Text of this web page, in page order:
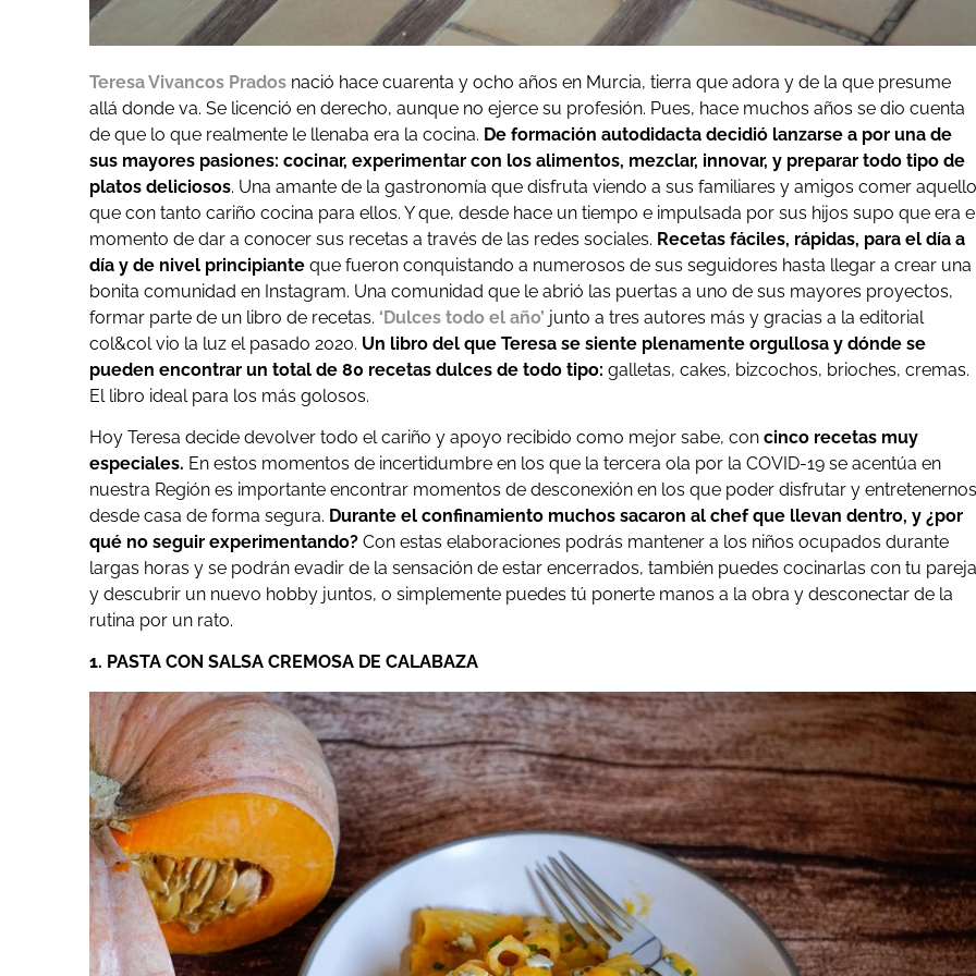
Teresa Vivancos Prados nació hace cuarenta y ocho años en Murcia, tierra que adora y de la que presume
allá donde va. Se licenció en derecho, aunque no ejerce su profesión. Pues, hace muchos años se dio cuenta
de que lo que realmente le llenaba era la cocina. De formación autodidacta decidió lanzarse a por una de
sus mayores pasiones: cocinar, experimentar con los alimentos, mezclar, innovar, y preparar todo tipo de
platos deliciosos. Una amante de la gastronomía que disfruta viendo a sus familiares y amigos comer aquello
que con tanto cariño cocina para ellos. Y que, desde hace un tiempo e impulsada por sus hijos supo que era
momento de dar a conocer sus recetas a través de las redes sociales. Recetas fáciles, rápidas, para el día a
día y de nivel principiante que fueron conquistando a numerosos de sus seguidores hasta llegar a crear una
bonita comunidad en Instagram. Una comunidad que le abrió las puertas a uno de sus mayores proyectos,
formar parte de un libro de recetas. ‘Dulces todo el año’ junto a tres autores más y gracias a la editorial
col&col vio la luz el pasado 2020. Un libro del que Teresa se siente plenamente orgullosa y dónde se
pueden encontrar un total de 80 recetas dulces de todo tipo: galletas, cakes, bizcochos, brioches, cremas.
El libro ideal para los más golosos.
Hoy Teresa decide devolver todo el cariño y apoyo recibido como mejor sabe, con cinco recetas muy
especiales. En estos momentos de incertidumbre en los que la tercera ola por la COVID-19 se acentúa en
nuestra Región es importante encontrar momentos de desconexión en los que poder disfrutar y entretenernos
desde casa de forma segura. Durante el confinamiento muchos sacaron al chef que llevan dentro, y ¿por
qué no seguir experimentando? Con estas elaboraciones podrás mantener a los niños ocupados durante
largas horas y se podrán evadir de la sensación de estar encerrados, también puedes cocinarlas con tu pareja
y descubrir un nuevo hobby juntos, o simplemente puedes tú ponerte manos a la obra y desconectar de la
rutina por un rato.
1. PASTA CON SALSA CREMOSA DE CALABAZA